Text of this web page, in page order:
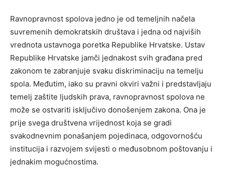
Ravnopravnost spolova jedno je od temeljnih načela
suvremenih demokratskih društava i jedna od najviših
vrednota ustavnoga poretka Republike Hrvatske. Ustav
Republike Hrvatske jamči jednakost svih građana pred
zakonom te zabranjuje svaku diskriminaciju na temelju
spola. Međutim, iako su pravni okviri važni i predstavljaju
temelj zaštite ljudskih prava, ravnopravnost spolova ne
može se ostvariti isključivo donošenjem zakona. Ona je
prije svega društvena vrijednost koja se gradi
svakodnevnim ponašanjem pojedinaca, odgovornošću
institucija i razvojem svijesti o međusobnom poštovanju i
jednakim mogućnostima.